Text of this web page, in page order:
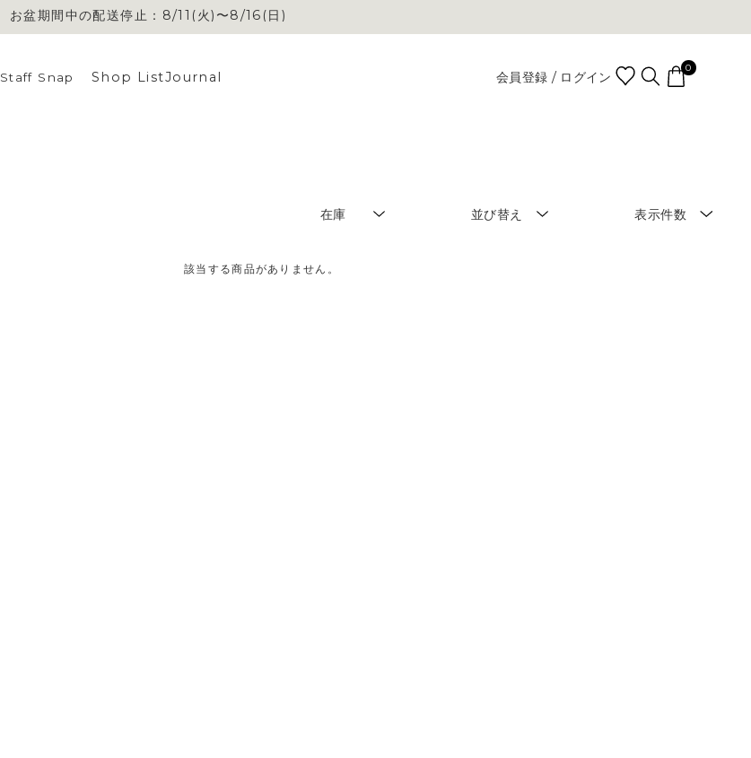
お盆期間中の配送停止：8/11(火)〜8/16(日)
Staff Snap Shop ListJournal 会員登録 / ログイン
0
在庫 並び替え 表示件数
該当する商品がありません。